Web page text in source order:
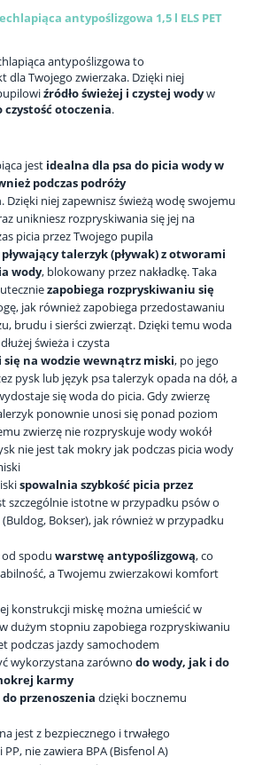
antypoślizgowa 1,5 l ELS PET
antypoślizgowa to
Twojego zwierzaka. Dzięki niej
źródło świeżej i czystej wodyw
czystość otoczenia.
jest idealna dla psa do picia wody w
podczas podróży
. Dzięki niej zapewnisz świeżą wodę swojemu
unikniesz rozpryskiwania się jej na
picia przez Twojego pupila
pływający talerzyk (pływak) z otworami
wody, blokowany przez nakładkę. Taka
zapobiega rozpryskiwaniu się
jak równieżzapobiega przedostawaniu
brudu i sierści zwierząt. Dzięki temu woda
świeża i czysta
się na wodzie wewnątrz miski, po jego
pysk lub język psa talerzyk opada na dół, a
się woda do picia. Gdy zwierzę
ponownie unosi się ponad poziom
zwierzę nie rozpryskuje wody wokół
nie jest tak mokry jak podczas picia wody
spowalnia szybkość picia przez
szczególnie istotne w przypadku psów o
Bokser), jak również w przypadku
spodu warstwę antypoślizgową, co
a Twojemu zwierzakowi komfort
konstrukcji miskę można umieścić w
dużym stopniu zapobiega rozpryskiwaniu
podczas jazdy samochodem
wykorzystana zarówno do wody, jak i do
karmy
przenoszenia dzięki bocznemu
jest z bezpiecznego i trwałego
PP, nie zawiera BPA (Bisfenol A)